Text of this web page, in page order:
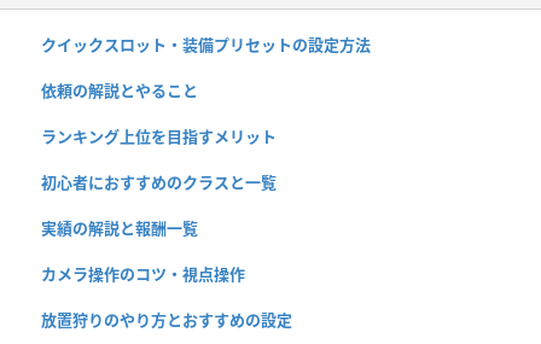
クイックスロット・装備プリセットの設定方法
依頼の解説とやること
ランキング上位を目指すメリット
初心者におすすめのクラスと一覧
実績の解説と報酬一覧
カメラ操作のコツ・視点操作
放置狩りのやり方とおすすめの設定